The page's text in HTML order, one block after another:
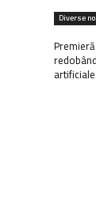
Diverse